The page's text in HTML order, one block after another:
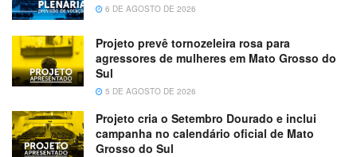
6 DE AGOSTO DE 2026
Projeto prevê tornozeleira rosa para
agressores de mulheres em Mato Grosso do
Sul
5 DE AGOSTO DE 2026
Projeto cria o Setembro Dourado e inclui
campanha no calendário oficial de Mato
Grosso do Sul